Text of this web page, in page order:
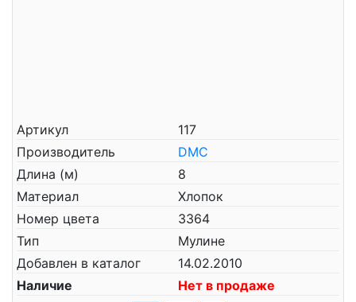
Артикул
117
Производитель
DMC
Длина (м)
8
Материал
Хлопок
Номер цвета
3364
Тип
Мулине
Добавлен в каталог
14.02.2010
Наличие
Нет в продаже